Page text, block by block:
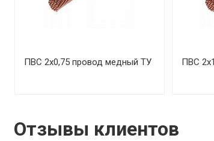
ПВС 2х0,75 провод медный ТУ ПВС
Отзывы клиентов